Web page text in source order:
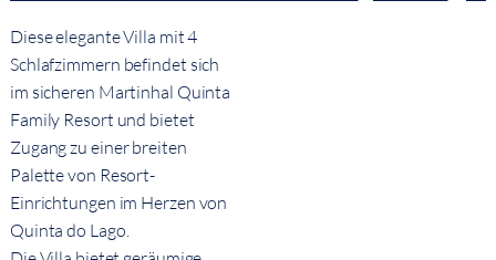
Diese elegante Villa mit 4
Schlafzimmern befindet sich
im sicheren Martinhal Quinta
Family Resort und bietet
Zugang zu einer breiten
Palette von Resort-
Einrichtungen im Herzen von
Quinta do Lago.